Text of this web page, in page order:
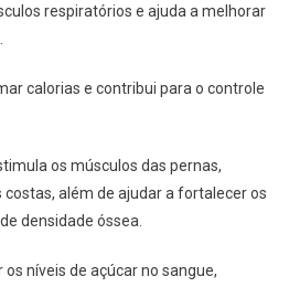
respiratórios e ajuda a melhorar
calorias e contribui para o controle
os músculos das pernas,
além de ajudar a fortalecer os
densidade óssea.
níveis de açúcar no sangue,